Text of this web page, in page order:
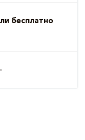
бесплатно